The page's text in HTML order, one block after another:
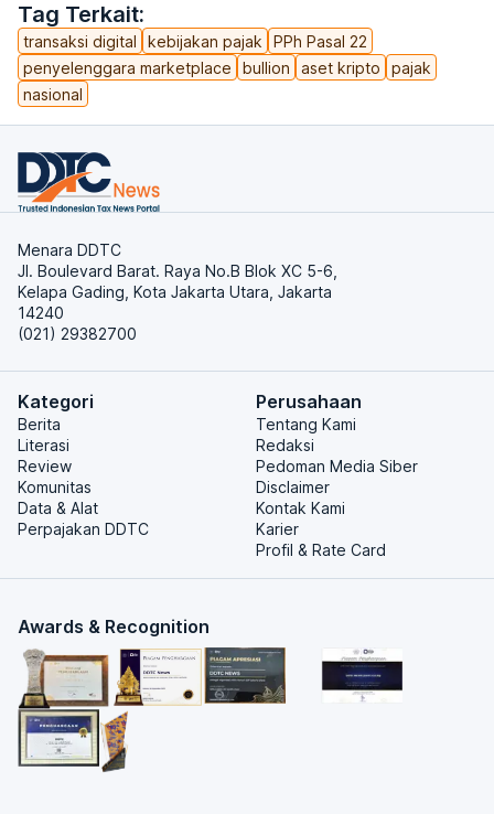
Tag Terkait:
transaksi digital kebijakan pajak
PPh Pasal 22
penyelenggara marketplace
bullion aset kripto
pajak
nasional
Menara DDTC
Jl. Boulevard Barat. Raya No.B Blok XC 5-6,
Kelapa Gading, Kota Jakarta Utara, Jakarta
14240
(021) 29382700
Kategori
Berita
Literasi
Review
Komunitas
Data & Alat
Perpajakan DDTC
Perusahaan
Tentang Kami
Redaksi
Pedoman Media Siber
Disclaimer
Kontak Kami
Karier
Profil & Rate Card
Awards & Recognition